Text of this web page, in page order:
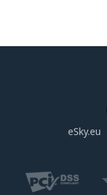
eSky.eu